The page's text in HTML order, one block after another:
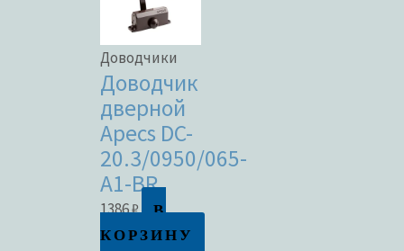
Доводчики
Доводчик
дверной
Apecs DC-
20.3/0950/065-
A1-BR
1386₽
В
КОРЗИНУ